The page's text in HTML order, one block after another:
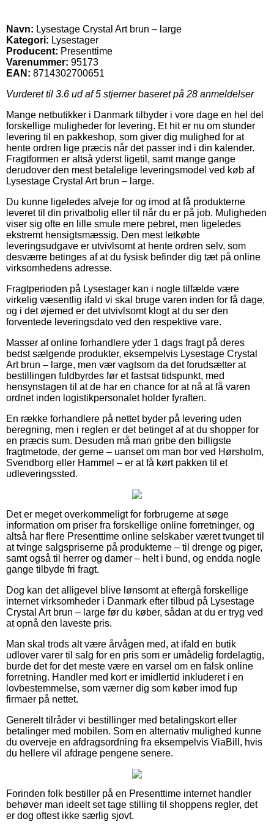
Navn: Lysestage Crystal Art brun – large
Kategori: Lysestager
Producent: Presenttime
Varenummer: 95173
EAN: 8714302700651
Vurderet til 3.6 ud af 5 stjerner baseret på 28 anmeldelser
Mange netbutikker i Danmark tilbyder i vore dage en hel del
forskellige muligheder for levering. Et hit er nu om stunder
levering til en pakkeshop, som giver dig mulighed for at
hente ordren lige præcis når det passer ind i din kalender.
Fragtformen er altså yderst ligetil, samt mange gange
derudover den mest betalelige leveringsmodel ved køb af
Lysestage Crystal Art brun – large.
Du kunne ligeledes afveje for og imod at få produkterne
leveret til din privatbolig eller til når du er på job. Muligheden
viser sig ofte en lille smule mere pebret, men ligeledes
ekstremt hensigtsmæssig. Den mest letkøbte
leveringsudgave er utvivlsomt at hente ordren selv, som
desværre betinges af at du fysisk befinder dig tæt på online
virksomhedens adresse.
Fragtperioden på Lysestager kan i nogle tilfælde være
virkelig væsentlig ifald vi skal bruge varen inden for få dage,
og i det øjemed er det utvivlsomt klogt at du ser den
forventede leveringsdato ved den respektive vare.
Masser af online forhandlere yder 1 dags fragt på deres
bedst sælgende produkter, eksempelvis Lysestage Crystal
Art brun – large, men vær vagtsom da det forudsætter at
bestillingen fuldbyrdes før et fastsat tidspunkt, med
hensynstagen til at de har en chance for at nå at få varen
ordnet inden logistikpersonalet holder fyraften.
En række forhandlere på nettet byder på levering uden
beregning, men i reglen er det betinget af at du shopper for
en præcis sum. Desuden må man gribe den billigste
fragtmetode, der gerne – uanset om man bor ved Hørsholm,
Svendborg eller Hammel – er at få kørt pakken til et
udleveringssted.
Det er meget overkommeligt for forbrugerne at søge
information om priser fra forskellige online forretninger, og
altså har flere Presenttime online selskaber været tvunget til
at tvinge salgspriserne på produkterne – til drenge og piger,
samt også til herrer og damer – helt i bund, og endda nogle
gange tilbyde fri fragt.
Dog kan det alligevel blive lønsomt at eftergå forskellige
internet virksomheder i Danmark efter tilbud på Lysestage
Crystal Art brun – large før du køber, sådan at du er tryg ved
at opnå den laveste pris.
Man skal trods alt være årvågen med, at ifald en butik
udlover varer til salg for en pris som er umådelig fordelagtig,
burde det for det meste være en varsel om en falsk online
forretning. Handler med kort er imidlertid inkluderet i en
lovbestemmelse, som værner dig som køber imod fup
firmaer på nettet.
Generelt tilråder vi bestillinger med betalingskort eller
betalinger med mobilen. Som en alternativ mulighed kunne
du overveje en afdragsordning fra eksempelvis ViaBill, hvis
du hellere vil afdrage pengene senere.
Forinden folk bestiller på en Presenttime internet handler
behøver man ideelt set tage stilling til shoppens regler, det
er dog oftest ikke særlig sjovt.